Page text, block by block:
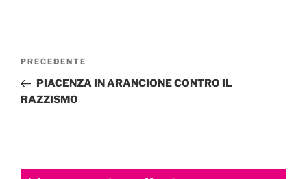
Navigazione
Articolo
precedente:
PRECEDENTE
PIACENZA IN ARANCIONE CONTRO IL
RAZZISMO